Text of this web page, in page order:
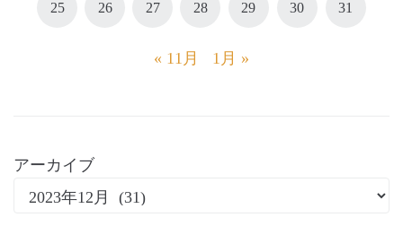
25 26 27 28 29 30 31
« 11月 1月 »
アーカイブ